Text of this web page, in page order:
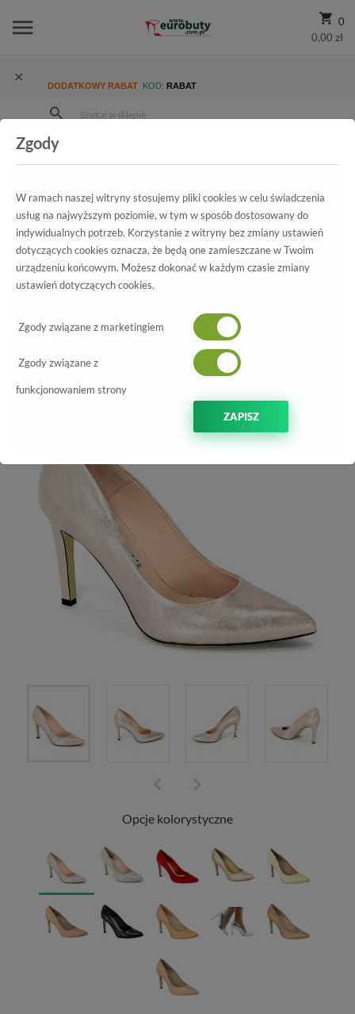
0
0,00 zł
DODATKOWY RABAT KOD: RABAT
Kolekcja damska
Czółenka
Wszystkie produkty
1373 Platyna metal2
Opcje kolorystyczne
Zgody
W ramach naszej witryny stosujemy pliki cookies w celu świadczenia
usług na najwyższym poziomie, w tym w sposób dostosowany do
indywidualnych potrzeb. Korzystanie z witryny bez zmiany ustawień
dotyczących cookies oznacza, że będą one zamieszczane w Twoim
urządzeniu końcowym. Możesz dokonać w każdym czasie zmiany
ustawień dotyczących cookies.
Zgody związane z marketingiem
Zgody związane z
funkcjonowaniem strony
ZAPISZ